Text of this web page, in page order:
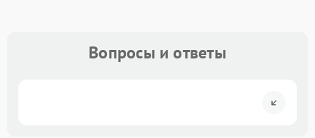
Вопросы и ответы